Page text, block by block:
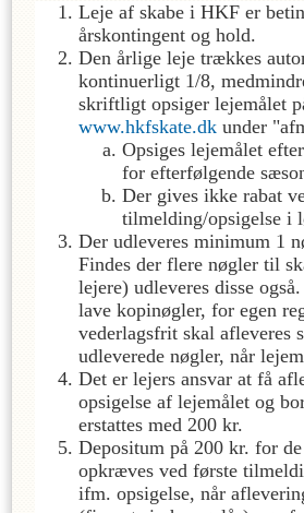
Leje af skabe i HKF er
årskontingent og hold.
Den årlige leje trækkes
kontinuerligt 1/8,
skriftligt opsiger lejemålet
www.hkfskate.dk under
Opsiges lejemålet
for efterfølgende
Der gives ikke rabat
tilmelding/opsigelse i
Der udleveres minimum 1
Findes der flere nøgler til
lejere) udleveres disse
lave kopinøgler, for egen
vederlagsfrit skal afleveres
udleverede nøgler, når
Det er lejers ansvar at få
opsigelse af lejemålet og
erstattes med 200 kr.
Depositum på 200 kr. for de
opkræves ved første
ifm. opsigelse, når